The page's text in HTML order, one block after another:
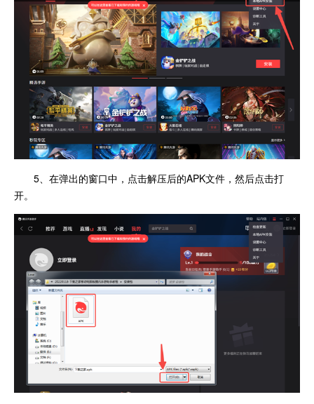
5、在弹出的窗口中，点击解压后的APK文件，然后点击打
开。